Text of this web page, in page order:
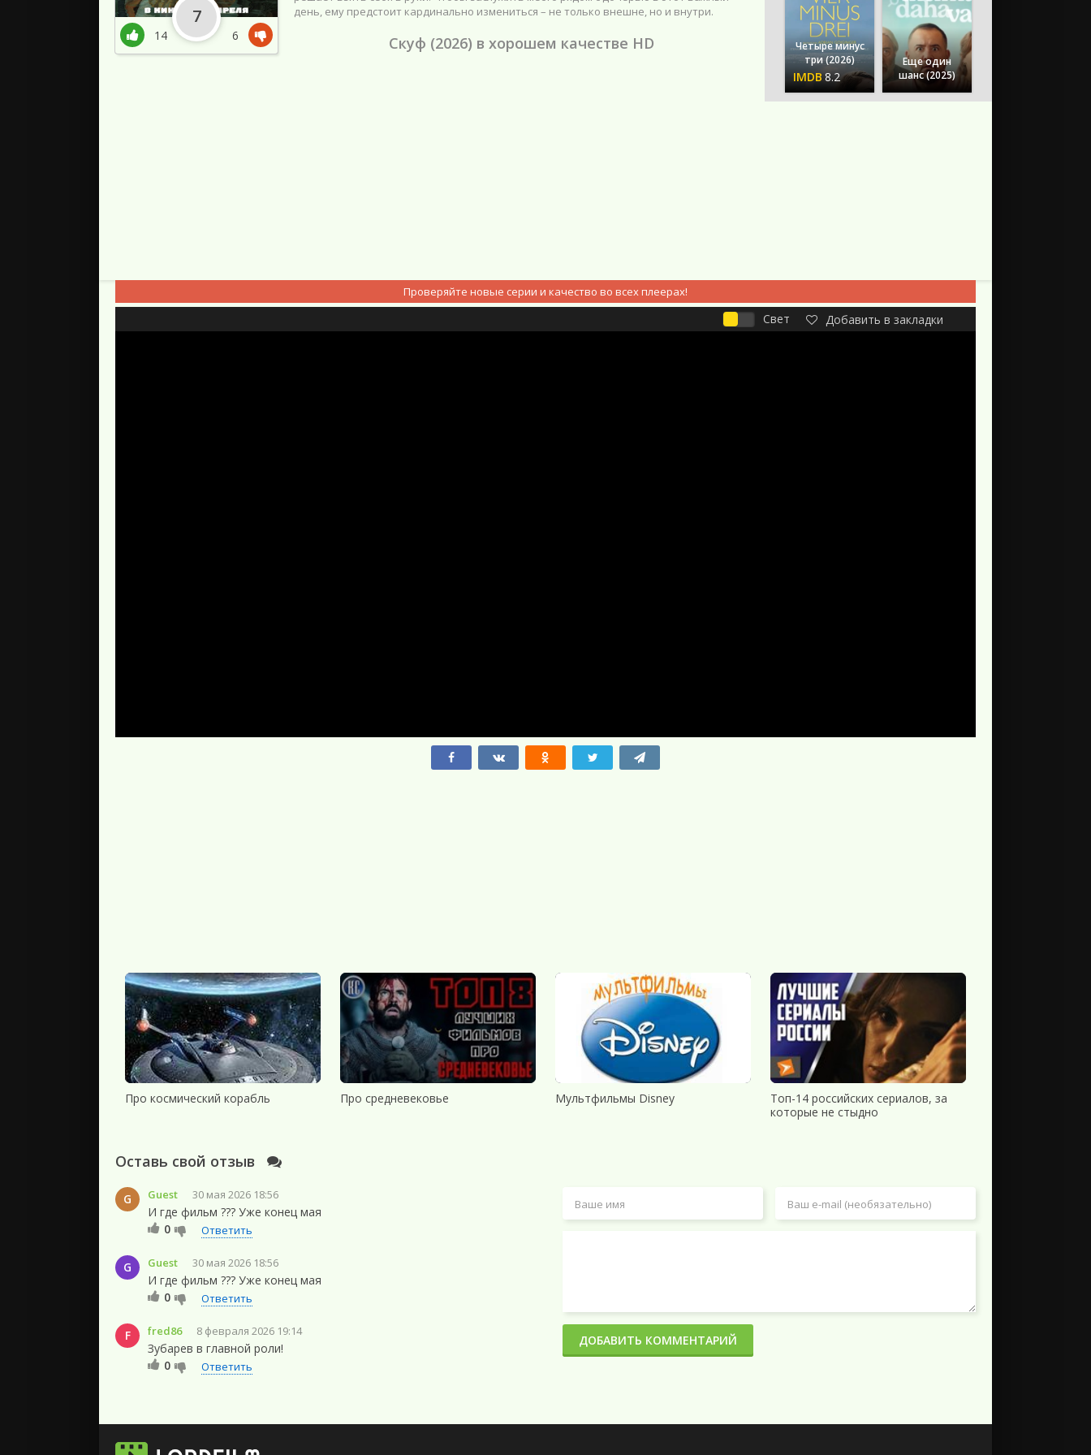
день, ему предстоит кардинально измениться – не только внешне, но и внутри.
Скуф (2026) в хорошем качестве HD
14
7
6
Четыре минус
три (2026)
8.2
Еще один
шанс (2025)
Проверяйте новые серии и качество во всех плеерах!
Свет Добавить в закладки
Про космический корабль Про средневековье Мультфильмы Disney
Топ-14 российских сериалов, за
которые не стыдно
Оставь свой отзыв
G Guest 30 мая 2026 18:56
И где фильм ??? Уже конец мая
0
Ответить
G Guest 30 мая 2026 18:56
И где фильм ??? Уже конец мая
0
Ответить
F fred86 8 февраля 2026 19:14
Зубарев в главной роли!
0
Ответить
ДОБАВИТЬ КОММЕНТАРИЙ